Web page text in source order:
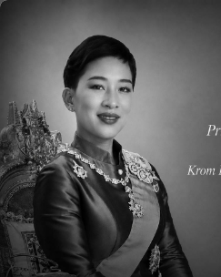
ข้ามไปยังเนื้อหาหลัก
🌐 ประเทศไทย
May 30, 2016
Congratulations Class of
of High School seniors are